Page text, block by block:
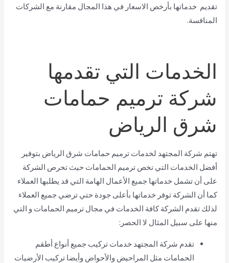
تقديم خدماتها بأرخص الاسعار في هذا المجال مقارنة مع الشركات
المنافسة.
الخدمات التي تقدمها
شركة ترميم حمامات
شرق الرياض
تهتم شركة المجتهد لخدمات ترميم حمامات شرق الرياض بتوفير
أفضل الخدمات التي تخص ترميم الحمامات حيث تحرص الشركة
على أن تشمل خدماتها جميع الأعمال الهامة التي قد يطلبها العملاء
كما أن الشركة توفر خدماتها بأعلى جودة حتي ترضي جميع العملاء
لذلك تقدم الشركة كافة الخدمات في مجال ترميم الحمامات و التي
منها على سبيل المثال لا الحصر:
تقدم شركة المجتهد خدمات تركيب جميع أنواع أطقم
الحمامات مثل المراحيض والأحواض وأيضا تركيب الأرضيات